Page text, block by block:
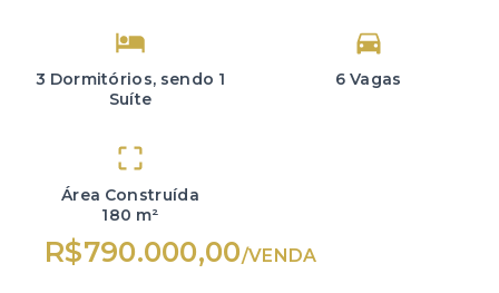
3 Dormitórios, sendo 1
Suíte
6 Vagas
Área Construída
180 m²
R$790.000,00/VENDA